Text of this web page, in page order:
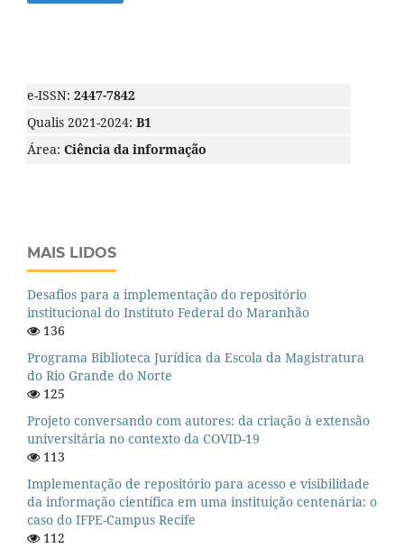
e-ISSN: 2447-7842
Qualis 2021-2024: B1
Área: Ciência da informação
MAIS LIDOS
Desafios para a implementação do repositório
institucional do Instituto Federal do Maranhão
136
Programa Biblioteca Jurídica da Escola da Magistratura
do Rio Grande do Norte
125
Projeto conversando com autores: da criação à extensão
universitária no contexto da COVID-19
113
Implementação de repositório para acesso e visibilidade
da informação científica em uma instituição centenária: o
caso do IFPE-Campus Recife
112